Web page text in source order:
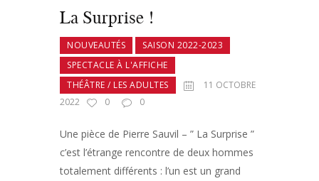
La Surprise !
NOUVEAUTÉS
SAISON 2022-2023
SPECTACLE À L'AFFICHE
THÉÂTRE / LES ADULTES
11 OCTOBRE
2022
0 0
Une pièce de Pierre Sauvil – ” La Surprise ”
c’est l’étrange rencontre de deux hommes
totalement différents : l’un est un grand